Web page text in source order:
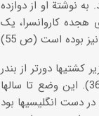
نوشتة او از دوازده
کاروانسرا، یک
و ناگزیر کشتیها دورتر از بندر
در دوردست لنگر می انداختند و سرنشینان آنها با بَلَمهای کوچک به ساحل می آمدند (ص 367). این وضع تا سالها
همچنان در دست انگلیسیها بود